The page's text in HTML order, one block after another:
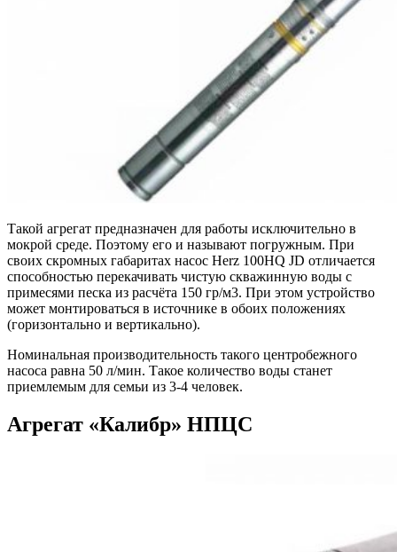
Такой агрегат предназначен для работы исключительно в
мокрой среде. Поэтому его и называют погружным. При
своих скромных габаритах насос Herz 100HQ JD отличается
способностью перекачивать чистую скважинную воды с
примесями песка из расчёта 150 гр/м3. При этом устройство
может монтироваться в источнике в обоих положениях
(горизонтально и вертикально).
Номинальная производительность такого центробежного
насоса равна 50 л/мин. Такое количество воды станет
приемлемым для семьи из 3-4 человек.
Агрегат «Калибр» НПЦС